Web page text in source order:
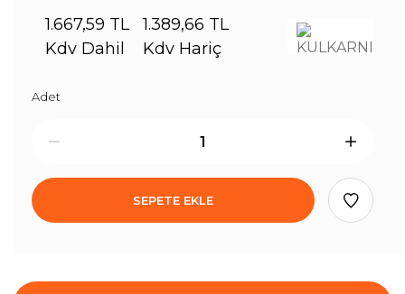
1.667,59 TL
Kdv Dahil
1.389,66 TL
Kdv Hariç
Adet
SEPETE EKLE